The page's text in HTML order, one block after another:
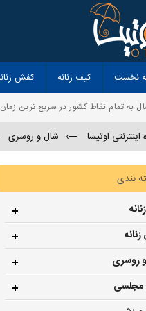
نخست کیف زنانه کفش
به تمام نقاط کشور در سریع ترین زمان
اوتیسا —› شال و روسری
بندی
روسری
مجلسی